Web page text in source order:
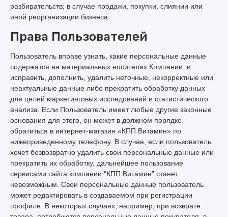
разбирательств; в случае продажи, покупки, слиянии или
иной реорганизации бизнеса.
Права Пользователей
Пользователь вправе узнать, какие персональные данные
содержатся на материальных носителях Компании, и
исправить, дополнить, удалить неточные, некорректные или
неактуальные данные либо прекратить обработку данных
для целей маркетинговых исследований и статистического
анализа. Если Пользователь имеет любые другие законные
основания для этого, он может в должном порядке
обратиться в интернет-магазин «КПП Витамин» по
нижеприведенному телефону. В случае, если пользователь
хочет безвозвратно удалить свои персональные данные или
прекратить их обработку, дальнейшее пользование
сервисами сайта компании “КПП Витамин” станет
невозможным. Свои персональные данные пользователь
может редактировать в создаваемом при регистрации
профиле. В некоторых случаях, например, при возврате